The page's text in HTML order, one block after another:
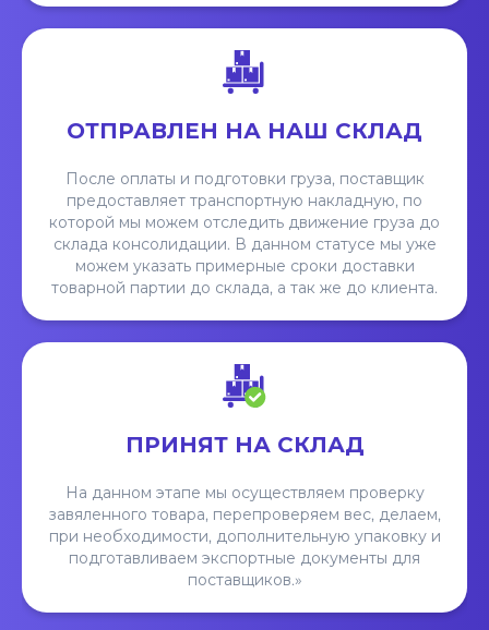
ОТПРАВЛЕН НА НАШ СКЛАД
После оплаты и подготовки груза, поставщик
предоставляет транспортную накладную, по
которой мы можем отследить движение груза до
склада консолидации. В данном статусе мы уже
можем указать примерные сроки доставки
товарной партии до склада, а так же до клиента.
ПРИНЯТ НА СКЛАД
На данном этапе мы осуществляем проверку
завяленного товара, перепроверяем вес, делаем,
при необходимости, дополнительную упаковку и
подготавливаем экспортные документы для
поставщиков.»